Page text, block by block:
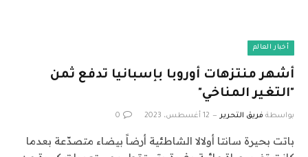
أخبار العالم
أشهر منتزهات أوروبا بإسبانيا تدفع ثمن
"التغير المناخي"
بواسطة فريق التحرير 12 أغسطس، 2023 0
باتت بحيرة سانتا أولالا الشاطئية أرضاً بيضاء متصدّعة بعدما